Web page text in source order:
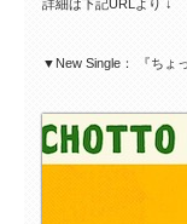
詳細は下記URLより ↓
▼New Single： 『ちょ